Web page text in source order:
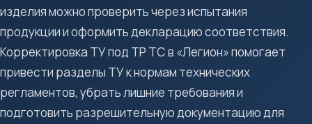
изделия можно проверить через испытания
продукции и оформить декларацию соответствия.
Корректировка ТУ под ТР ТС в «Легион» помогает
привести разделы ТУ к нормам технических
регламентов, убрать лишние требования и
подготовить разрешительную документацию для